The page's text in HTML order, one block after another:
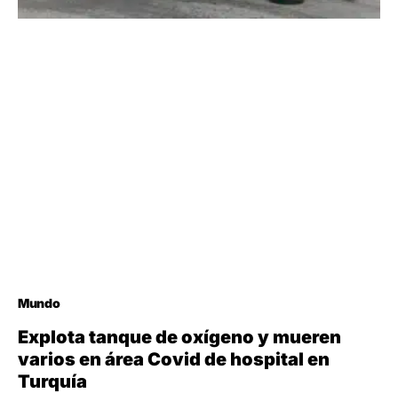
Mundo
Explota tanque de oxígeno y mueren
varios en área Covid de hospital en
Turquía